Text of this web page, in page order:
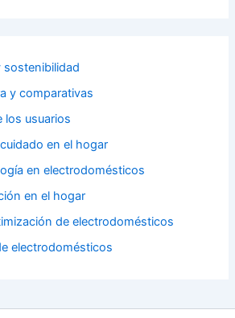
y comparativas
los usuarios
en el hogar
en electrodomésticos
en el hogar
de electrodomésticos
electrodomésticos